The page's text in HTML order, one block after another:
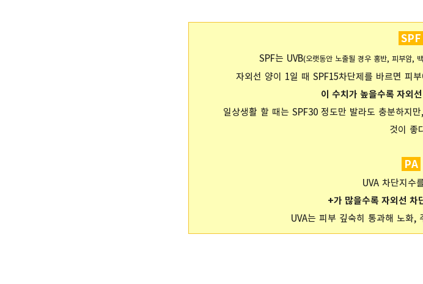
SPF
SPF는 UVB(오랫동안 노출될 경우 홍반, 피부암,
자외선 양이 1일 때 SPF15차단제를 바르면 피
이 수치가 높을수록 자외
일상생활 할 때는 SPF30 정도만 발라도 충분하지
것이 좋
PA
UVA 차단지수
+가 많을수록 자외선 차
UVA는 피부 깊숙히 통과해 노화,